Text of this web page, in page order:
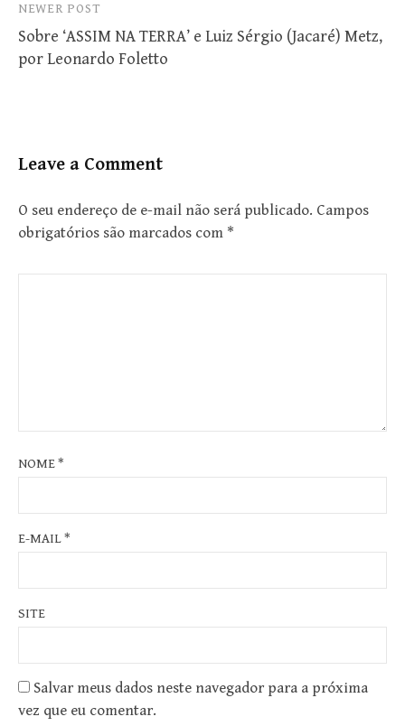
NEWER POST
Sobre ‘ASSIM NA TERRA’ e Luiz Sérgio (Jacaré) Metz,
por Leonardo Foletto
Leave a Comment
O seu endereço de e-mail não será publicado. Campos
obrigatórios são marcados com *
NOME*
E-MAIL*
SITE
Salvar meus dados neste navegador para a próxima
vez que eu comentar.